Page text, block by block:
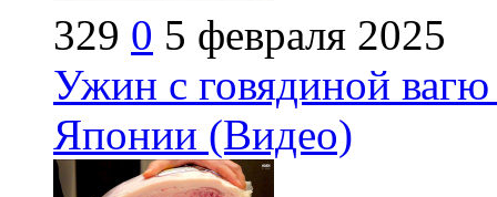
329 0 5 февраля 2025
Ужин с говядиной
Японии (Видео)